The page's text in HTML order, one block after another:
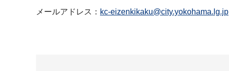
メールアドレス： kc-eizenkikaku@city.yokohama.lg.jp